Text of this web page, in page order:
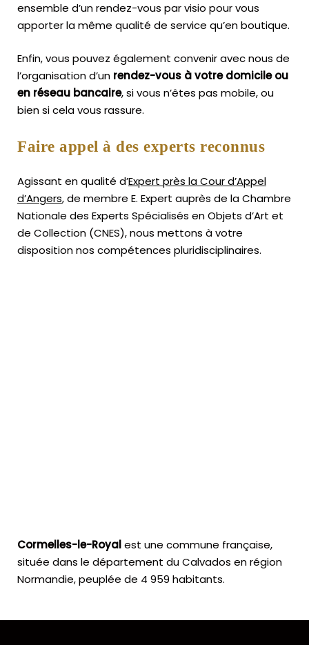
ensemble d’un rendez-vous par visio pour vous
apporter la même qualité de service qu’en boutique.
Enfin, vous pouvez également convenir avec nous de
l’organisation d’un rendez-vous à votre domicile ou
en réseau bancaire, si vous n’êtes pas mobile, ou
bien si cela vous rassure.
Faire appel à des experts reconnus
Agissant en qualité d’Expert près la Cour d’Appel
d’Angers, de membre E. Expert auprès de laChambre
Nationale des Experts Spécialisés en Objets d’Art et
de Collection (CNES),nous mettons à votre
disposition nos compétences pluridisciplinaires.
Cormelles-le-Royalest une commune française,
située dans le département du Calvados en région
Normandie, peuplée de 4 959 habitants.